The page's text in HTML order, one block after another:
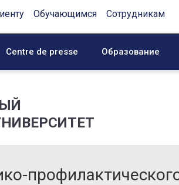
Обучающимся Сотрудникам
Centre de presse Образование